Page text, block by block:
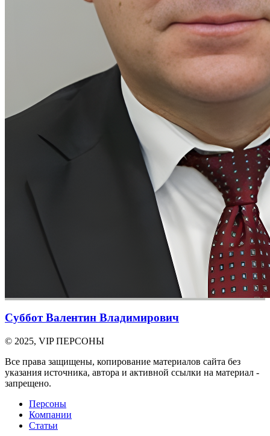
Суббот Валентин Владимирович
© 2025, VIP ПЕРСОНЫ
Все права защищены, копирование материалов сайта без
указания источника, автора и активной ссылки на материал -
запрещено.
Персоны
Компании
Статьи